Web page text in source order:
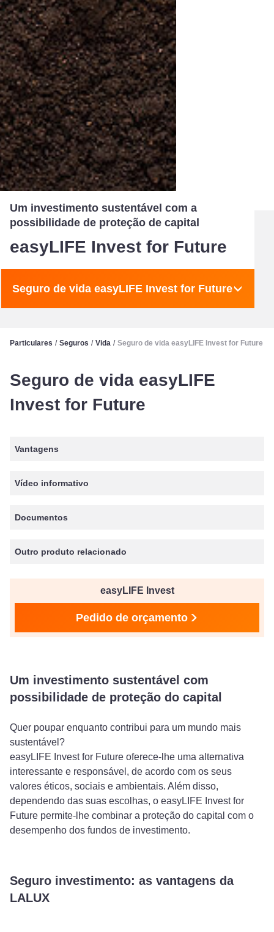
Um investimento sustentável com a
possibilidade de proteção de capital
easyLIFE Invest for Future
Seguro de vida easyLIFE Invest for Future
Particulares / Seguros / Vida / Seguro de vida easyLIFE Invest for Future
Seguro de vida easyLIFE
Invest for Future
Vantagens
Vídeo informativo
Documentos
Outro produto relacionado
easyLIFE Invest
Pedido de orçamento
Um investimento sustentável com
possibilidade de proteção do capital
Quer poupar enquanto contribui para um mundo mais
sustentável?
easyLIFE Invest for Future oferece-lhe uma alternativa
interessante e responsável, de acordo com os seus
valores éticos, sociais e ambientais. Além disso,
dependendo das suas escolhas, o easyLIFE Invest for
Future permite-lhe combinar a proteção do capital com o
desempenho dos fundos de investimento.
Seguro investimento: as vantagens da
LALUX